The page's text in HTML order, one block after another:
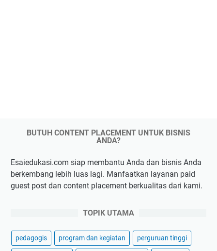
BUTUH CONTENT PLACEMENT UNTUK BISNIS
ANDA?
Esaiedukasi.com siap membantu Anda dan bisnis Anda
berkembang lebih luas lagi. Manfaatkan layanan paid
guest post dan content placement berkualitas dari kami.
TOPIK UTAMA
pedagogis program dan kegiatan perguruan tinggi